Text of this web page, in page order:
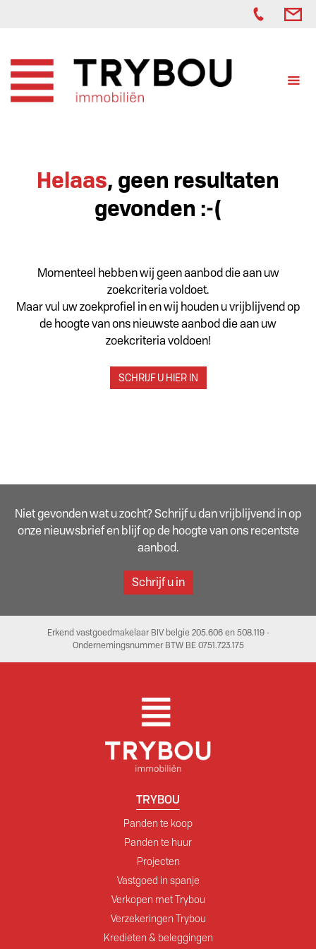
Helaas, geen resultaten
gevonden :-(
Momenteel hebben wij geen aanbod die aan uw
zoekcriteria voldoet.
Maar vul uw zoekprofiel in en wij houden u vrijblijvend op
de hoogte van ons nieuwste aanbod die aan uw
zoekcriteria voldoen!
SCHRIJF U HIER IN
Niet gevonden wat u zocht? Schrijf u dan vrijblijvend in op
onze nieuwsbrief en blijf op de hoogte van ons recentste
aanbod.
Schrijf u in
Erkend vastgoedmakelaar BIV belgie 205.606 en 508.119 -
Ondernemingsnummer BTW BE 0751.723.175
TRYBOU
Panden te koop
Panden te huur
Projecten
Vastgoed in spanje
Verkopen met Trybou
Verzekeringen Trybou
Kredieten & beleggingen